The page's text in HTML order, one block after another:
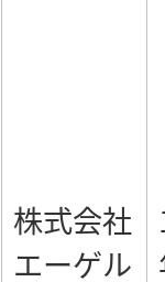
株式会社
エーゲル